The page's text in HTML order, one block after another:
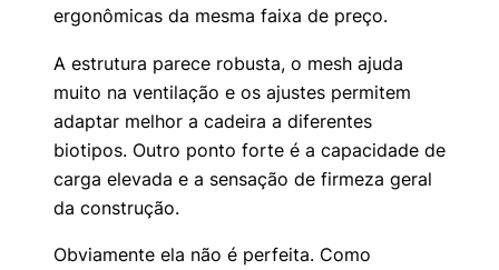
ergonômicas da mesma faixa de preço.
A estrutura parece robusta, o mesh ajuda
muito na ventilação e os ajustes permitem
adaptar melhor a cadeira a diferentes
biotipos. Outro ponto forte é a capacidade de
carga elevada e a sensação de firmeza geral
da construção.
Obviamente ela não é perfeita. Como